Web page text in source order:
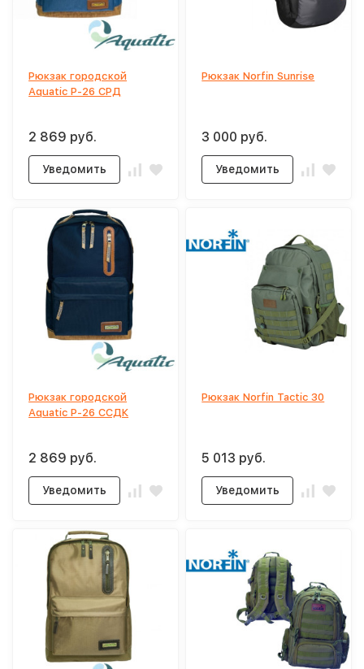
Рюкзак городской
Aquatic Р-26 СРД
2 869 руб.
Уведомить
Рюкзак Norfin Sunrise
3 000 руб.
Уведомить
Рюкзак городской
Aquatic Р-26 ССДК
2 869 руб.
Уведомить
Рюкзак Norfin Tactic 30
5 013 руб.
Уведомить